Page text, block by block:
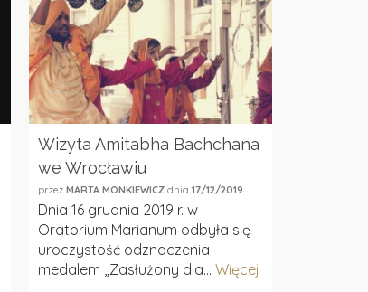
Wizyta Amitabha Bachchana
we Wrocławiu
przez MARTA MONKIEWICZ dnia 17/12/2019
Dnia 16 grudnia 2019 r. w
Oratorium Marianum odbyła się
uroczystość odznaczenia
medalem „Zasłużony dla... Więcej